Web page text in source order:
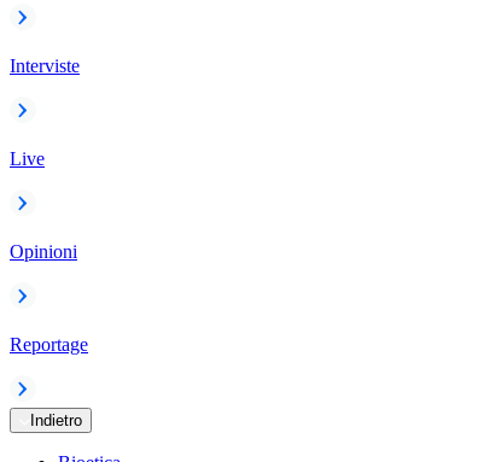
Interviste
Live
Opinioni
Reportage
Indietro